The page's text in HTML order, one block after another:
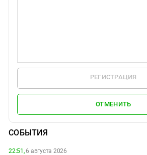
РЕГИСТРАЦИЯ
ОТМЕНИТЬ
СОБЫТИЯ
22:51,6 августа 2026